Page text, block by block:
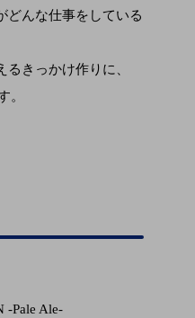
どんな仕事をしている
きっかけ作りに、
。
-Pale Ale-